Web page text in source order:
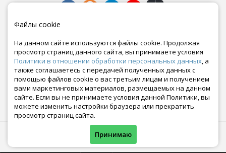
Почта:
crazy-ferma@yandex.ru
© Все права защищены. Информация сайта защищена законом об авторских правах.
Файлы cookie
На данном сайте используются файлы cookie. Продолжая
просмотр страниц данного сайта, вы принимаете условия
Политики в отношении обработки персональных данных, а
также соглашаетесь с передачей полученных данных с
помощью файлов cookie о вас третьим лицам и получением
вами маркетинговых материалов, размещаемых на данном
сайте. Если вы не принимаете условия данной Политики, вы
можете изменить настройки браузера или прекратить
просмотр страниц сайта.
Принимаю